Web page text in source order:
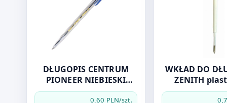
DŁUGOPIS CENTRUM
PIONEER NIEBIESKI
80085
0,60 PLN/szt.
WKŁAD DO
ZENITH